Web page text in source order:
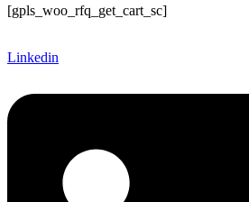
[gpls_woo_rfq_get_cart_sc]
Linkedin